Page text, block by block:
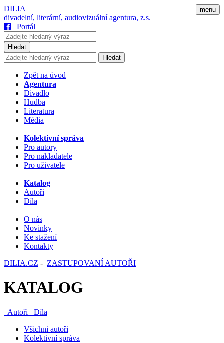
menu
DILIA
divadelní, literární, audiovizuální agentura, z.s.
Portál
Hledat
Hledat
Zpět na úvod
Agentura
Divadlo
Hudba
Literatura
Média
Kolektivní správa
Pro autory
Pro nakladatele
Pro uživatele
Katalog
Autoři
Díla
O nás
Novinky
Ke stažení
Kontakty
DILIA.CZ - ZASTUPOVANÍ AUTOŘI
KATALOG
Autoři
Díla
Všichni autoři
Kolektivní správa